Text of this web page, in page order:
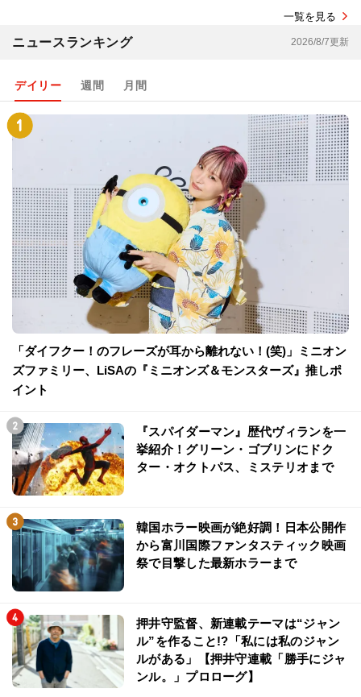
一覧を見る
ニュースランキング 2026/8/7更新
デイリー 週間 月間
「ダイフクー！のフレーズが耳から離れない！(笑)」ミニオン
ズファミリー、LiSAの『ミニオンズ＆モンスターズ』推しポ
イント
『スパイダーマン』歴代ヴィランを一
挙紹介！グリーン・ゴブリンにドク
ター・オクトパス、ミステリオまで
韓国ホラー映画が絶好調！日本公開作
から富川国際ファンタスティック映画
祭で目撃した最新ホラーまで
押井守監督、新連載テーマは“ジャン
ル”を作ること!?「私には私のジャン
ルがある」【押井守連載「勝手にジャ
ンル。」プロローグ】